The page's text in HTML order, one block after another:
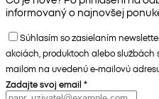
informovaný o najnovšej
Súhlasím so zasielaním
akciách, produktoch alebo službách
mailom na uvedenú e-mailovú
Zadajte svoj email *